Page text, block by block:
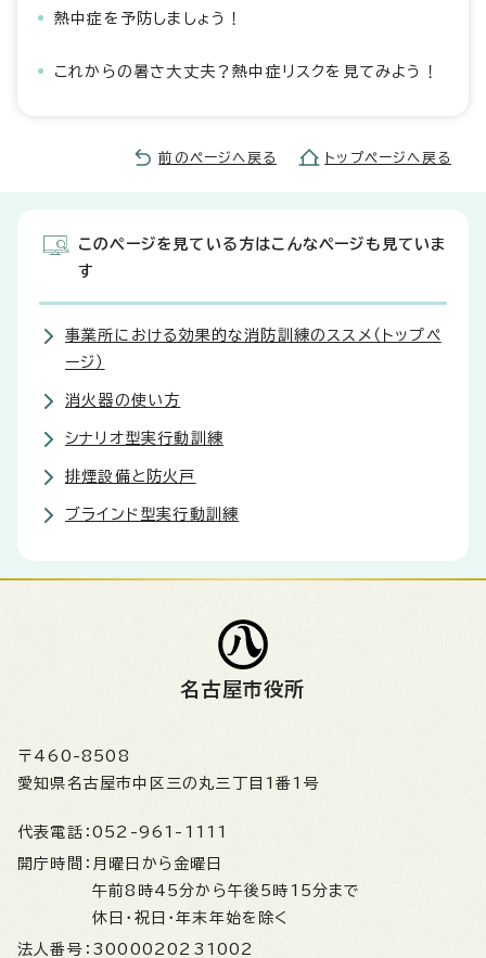
熱中症を予防しましょう！
これからの暑さ大丈夫？熱中症リスクを見てみよう！
前のページへ戻る トップページへ戻る
このページを見ている方はこんなページも見ていま
す
事業所における効果的な消防訓練のススメ（トップペ
ージ）
消火器の使い方
シナリオ型実行動訓練
排煙設備と防火戸
ブラインド型実行動訓練
名古屋市役所
〒460-8508
愛知県名古屋市中区三の丸三丁目1番1号
代表電話： 052-961-1111
開庁時間： 月曜日から金曜日
午前8時45分から午後5時15分まで
休日・祝日・年末年始を除く
法人番号： 3000020231002